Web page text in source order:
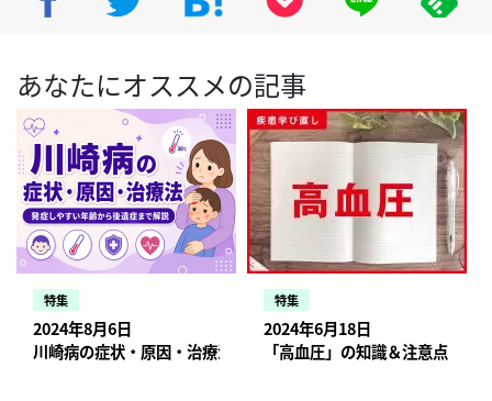
あなたにオススメの記事
特集
2024年8月6日
川崎病の症状・原因・治療法。発症しやすい年齢から後遺症まで
特集
2024年6月18日
「高血圧」の知識＆注意点【訪